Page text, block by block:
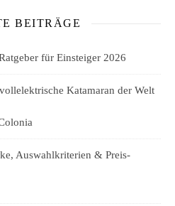
BEITRÄGE
für Einsteiger 2026
Katamaran der Welt
Auswahlkriterien & Preis-